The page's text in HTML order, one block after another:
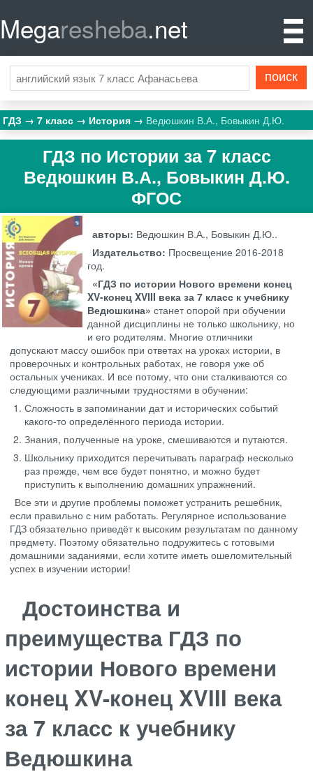
Megaresheba.net
ГДЗ 7 класс История Ведюшкин В.А., Бовыкин Д.Ю.
ГДЗ по Истории за 7 класс
Ведюшкин В.А., Бовыкин Д.Ю.
ФГОС
авторы: Ведюшкин В.А., Бовыкин Д.Ю..
Издательство: Просвещение 2016-2018
год.
«ГДЗ по истории Нового времени конец
XV-конец XVIII века за 7 класс к учебнику
Ведюшкина» станет опорой при обучении
данной дисциплины не только школьнику, но
и его родителям. Многие отличники
допускают массу ошибок при ответах на уроках истории, в
проверочных и контрольных работах, не говоря уже об
остальных учениках. И все потому, что они сталкиваются со
следующими различными трудностями в обучении:
Сложность в запоминании дат и исторических событий
какого-то определённого периода истории.
Знания, полученные на уроке, смешиваются и путаются.
Школьнику приходится перечитывать параграф несколько
раз прежде, чем все будет понятно, и можно будет
приступить к выполнению домашних упражнений.
Все эти и другие проблемы поможет устранить решебник,
если правильно с ним работать. Регулярное использование
ГДЗ обязательно приведёт к высоким результатам по данному
предмету. Поэтому обязательно подружитесь с готовыми
домашними заданиями, если хотите иметь ошеломительный
успех в изучении истории!
Достоинства и
преимущества ГДЗ по
истории Нового времени
конец XV-конец XVIII века
за 7 класс к учебнику
Ведюшкина